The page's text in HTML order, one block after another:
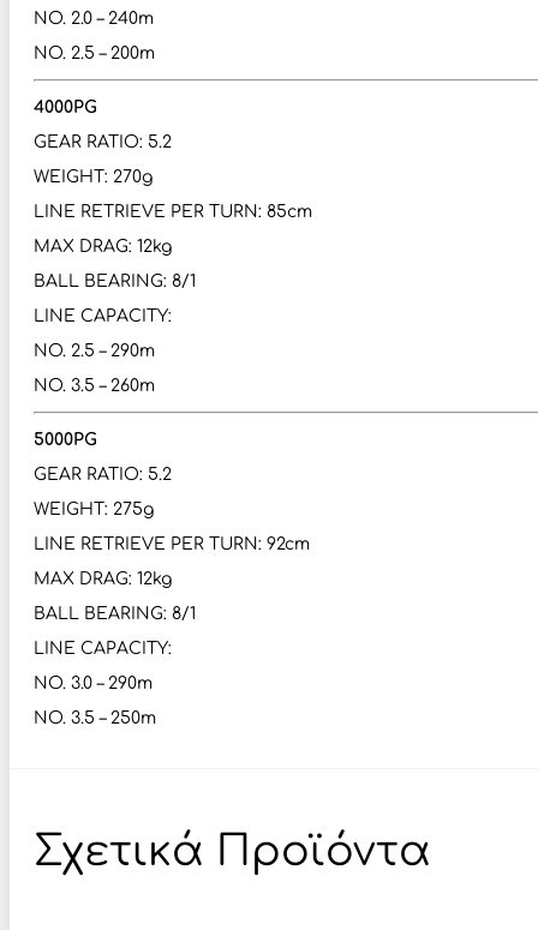
NO. 2.0 – 240m
NO. 2.5 – 200m
4000PG
GEAR RATIO: 5.2
WEIGHT: 270g
LINE RETRIEVE PER TURN: 85cm
MAX DRAG: 12kg
BALL BEARING: 8/1
LINE CAPACITY:
NO. 2.5 – 290m
NO. 3.5 – 260m
5000PG
GEAR RATIO: 5.2
WEIGHT: 275g
LINE RETRIEVE PER TURN: 92cm
MAX DRAG: 12kg
BALL BEARING: 8/1
LINE CAPACITY:
NO. 3.0 – 290m
NO. 3.5 – 250m
Σχετικά Προϊόντα